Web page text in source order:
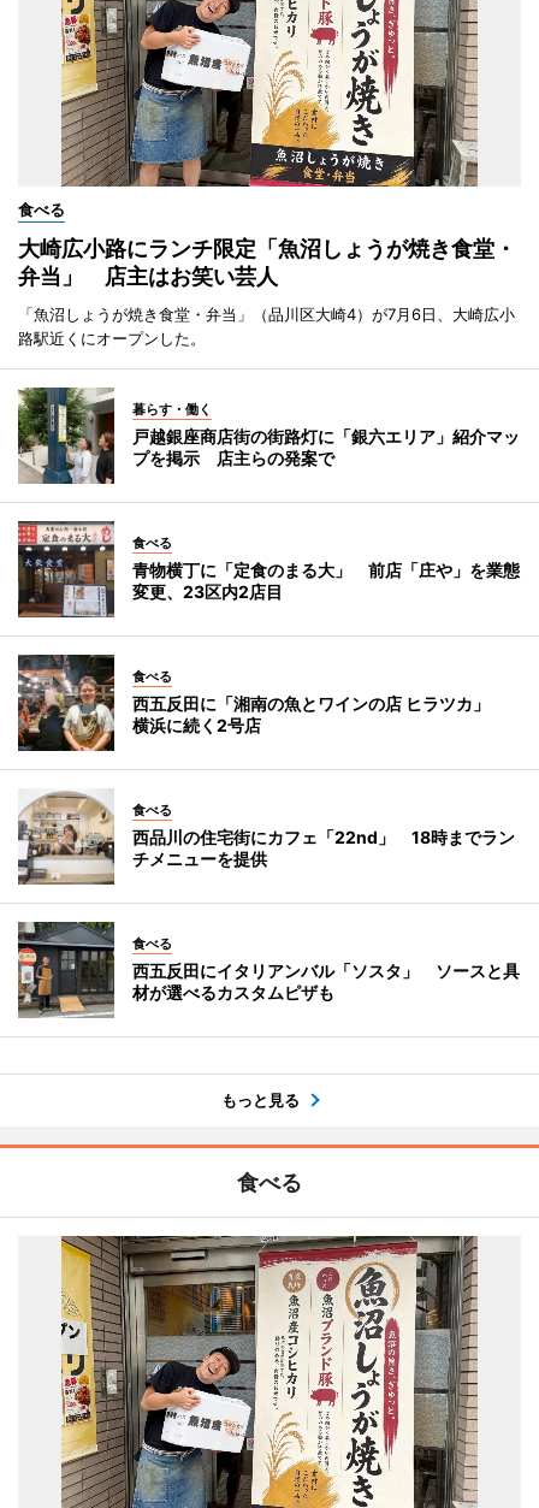
食べる
大崎広小路にランチ限定「魚沼しょうが焼き食堂・
弁当」 店主はお笑い芸人
「魚沼しょうが焼き食堂・弁当」（品川区大崎4）が7月6日、大崎広小
路駅近くにオープンした。
暮らす・働く
戸越銀座商店街の街路灯に「銀六エリア」紹介マッ
プを掲示 店主らの発案で
食べる
青物横丁に「定食のまる大」 前店「庄や」を業態
変更、23区内2店目
食べる
西五反田に「湘南の魚とワインの店 ヒラツカ」
横浜に続く2号店
食べる
西品川の住宅街にカフェ「22nd」 18時までラン
チメニューを提供
食べる
西五反田にイタリアンバル「ソスタ」 ソースと具
材が選べるカスタムピザも
もっと見る
食べる